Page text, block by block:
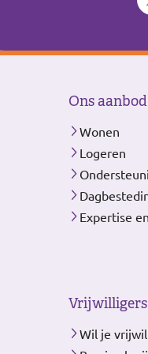
Ons aanbod
Wonen
Logeren
Expertise
Vrijwilligers
Wil je